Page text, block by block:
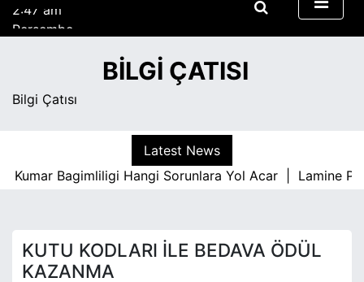
Perşembe
Ağustos 6, 2026
BILGI ÇATISI
Bilgi Çatısı
Latest News
Kumar Bagimliligi Hangi Sorunlara Yol Acar |
Lamine
KUTU KODLARI İLE BEDAVA ÖDÜL
KAZANMA